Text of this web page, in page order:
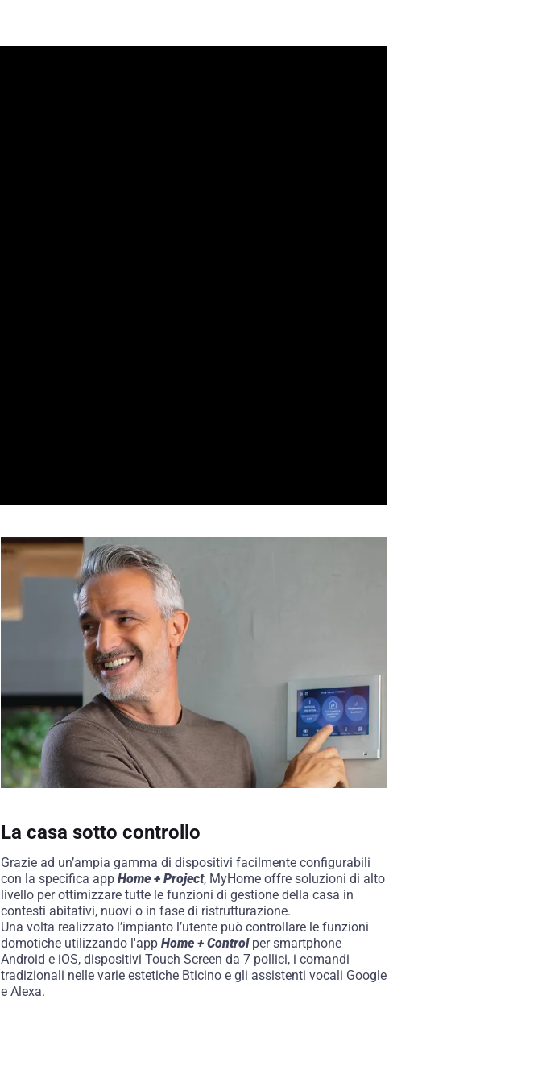
La casa sotto controllo
Grazie ad un’ampia gamma di dispositivi facilmente configurabili
con la specifica app Home + Project, MyHome offre soluzioni di alto
livello per ottimizzare tutte le funzioni di gestione della casa in
contesti abitativi, nuovi o in fase di ristrutturazione.
Una volta realizzato l’impianto l’utente può controllare le funzioni
domotiche utilizzando l'app Home + Controlper smartphone
Android e iOS, dispositivi Touch Screen da 7 pollici, i comandi
tradizionali nelle varie estetiche Bticino e gli assistenti vocali Google
e Alexa.